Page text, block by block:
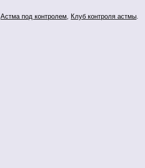
Астма под контролем, Клуб контроля астмы.